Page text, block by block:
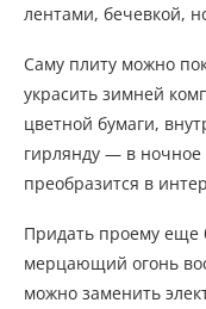
лентами, бечевкой,
Саму плиту можно
украсить зимней
цветной бумаги,
гирлянду — в ночное
преобразится в
Придать проему еще
мерцающий огонь
можно заменить